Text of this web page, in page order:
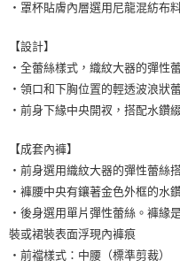
・罩杯貼膚內層選用尼龍混紡布
【設計】
・全蕾絲樣式，織紋大器的彈性
・領口和下胸位置的輕透波浪狀
・前身下緣中央開衩，搭配水鑽
【成套內褲】
・前身選用織紋大器的彈性蕾絲
・褲腰中央有鑲著金色外框的水
・後身選用單片彈性蕾絲。褲緣
裝或裙裝表面浮現內褲痕
・前襠樣式：中腰（標準剪裁）